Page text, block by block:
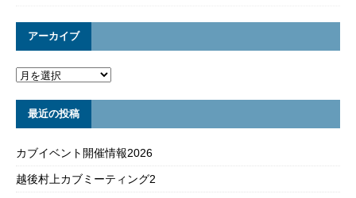
アーカイブ
最近の投稿
カブイベント開催情報2026
越後村上カブミーティング2